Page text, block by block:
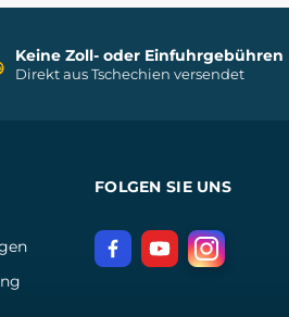
Keine Zoll- oder Einfuhrgebühren
Direkt aus Tschechien versendet
FOLGEN SIE UNS